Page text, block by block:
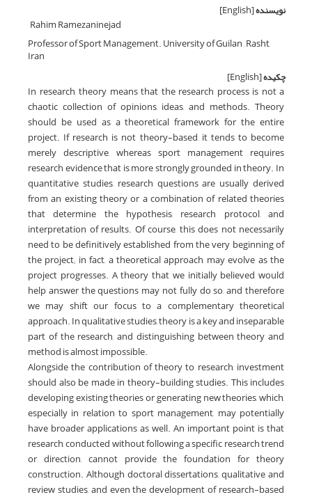
نویسنده[English]
Rahim Ramezaninejad
Professor of Sport Management. University of Guilan , Rasht,
Iran
چکیده[English]
In research, theory means that the research process is not a
chaotic collection of opinions, ideas, and methods. Theory
should be used as a theoretical framework for the entire
project. If research is not theory-based, it tends to become
merely descriptive, whereas sport management requires
research evidence that is more strongly grounded in theory. In
quantitative studies, research questions are usually derived
from an existing theory or a combination of related theories
that determine the hypothesis, research protocol, and
interpretation of results. Of course, this does not necessarily
need to be definitively established from the very beginning of
the project; in fact, a theoretical approach may evolve as the
project progresses. A theory that we initially believed would
help answer the questions may not fully do so, and therefore
we may shift our focus to a complementary theoretical
approach. In qualitative studies, theory is a key and inseparable
part of the research, and distinguishing between theory and
method is almost impossible.
Alongside the contribution of theory to research, investment
should also be made in theory-building studies. This includes
developing existing theories or generating new theories, which,
especially in relation to sport management, may potentially
have broader applications as well. An important point is that
research, conducted without following a specific research trend
or direction, cannot provide the foundation for theory
construction. Although doctoral dissertations, qualitative and
review studies, and even the development of research-based